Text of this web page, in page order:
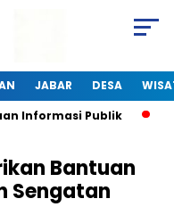
JABAR DESA
Informasi Publik
Bantuan
Sengatan